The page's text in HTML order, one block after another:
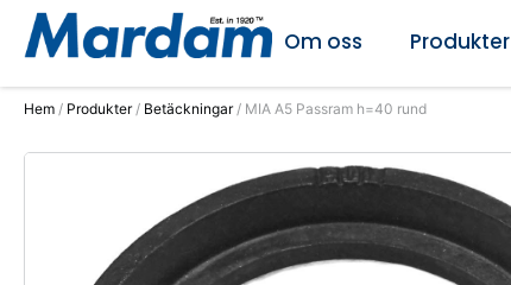
Om oss Produkter
Hem / Produkter/ Betäckningar/ MIA A5 Passram h=40 rund